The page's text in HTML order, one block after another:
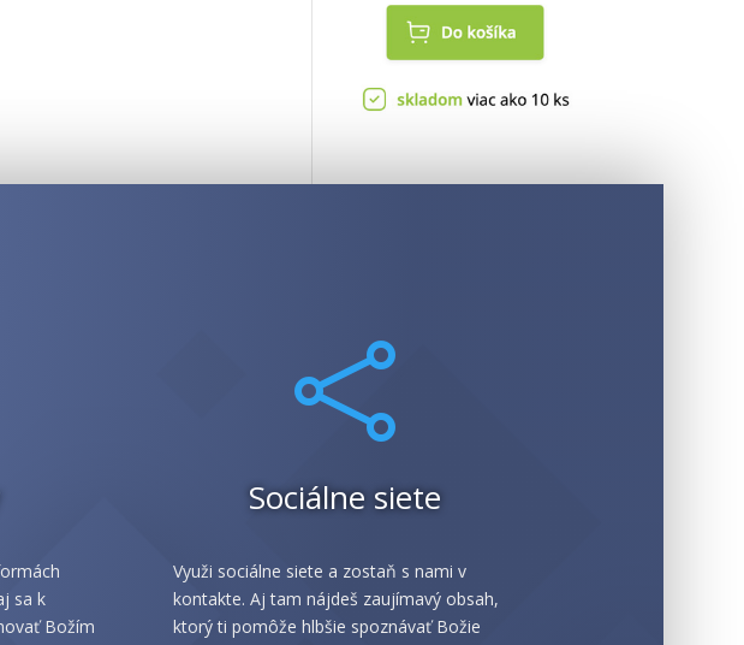
sa k
Božím

Sociálne siete
Využi sociálne siete a zostaň s nami v
kontakte. Aj tam nájdeš zaujímavý obsah,
ktorý ti pomôže hlbšie spoznávať Božie